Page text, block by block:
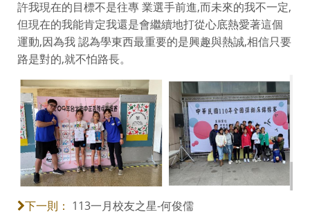
許我現在的目標不是往專 業選手前進,而未來的我不一定,
但現在的我能肯定我還是會繼續地打從心底熱愛著這個
運動,因為我 認為學東西最重要的是興趣與熱誠,相信只要
路是對的,就不怕路長。
下一則： 113一月校友之星-何俊儒